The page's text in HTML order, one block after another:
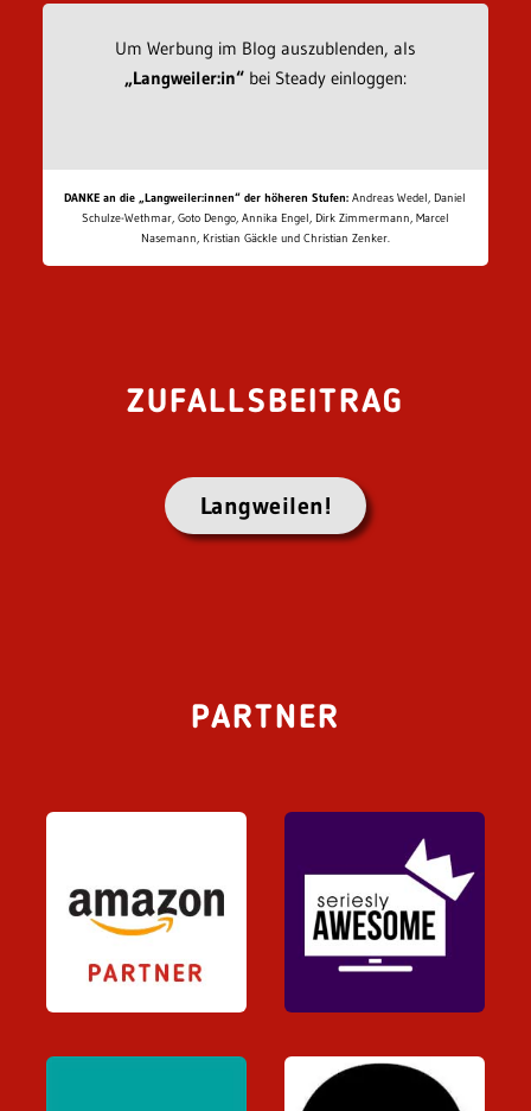
Um Werbung im Blog auszublenden, als
„Langweiler:in“bei Steady einloggen:
DANKE an die „Langweiler:innen“ der höheren Stufen: Andreas Wedel, Daniel
Schulze-Wethmar, Goto Dengo, Annika Engel, Dirk Zimmermann, Marcel
Nasemann, Kristian Gäckle und Christian Zenker.
ZUFALLSBEITRAG
Langweilen!
PARTNER